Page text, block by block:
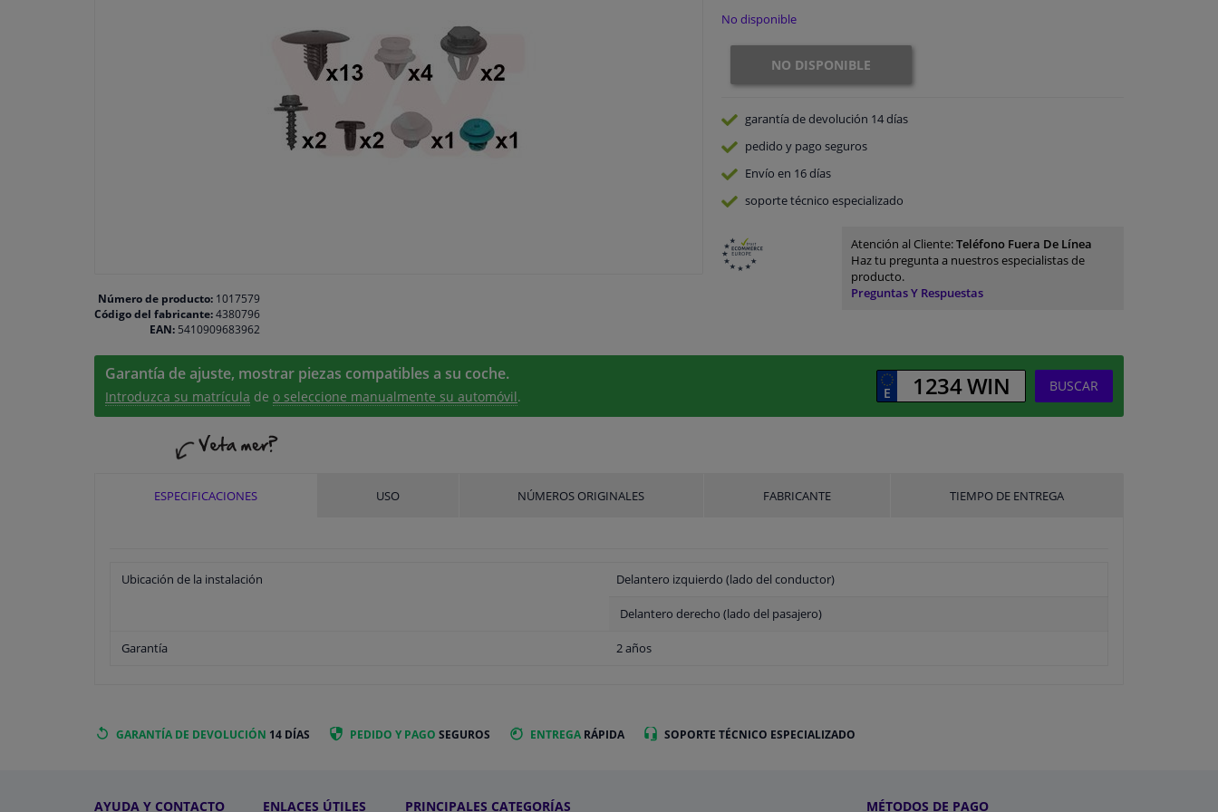
Número de producto: 1017579
Código del fabricante:4380796
EAN: 5410909683962
No disponible
NO DISPONIBLE
garantía de devolución 14 días
pedido y pago seguros
Envío en 16 días
soporte técnico especializado
Atención al Cliente:Teléfono Fuera De Línea
Haz tu pregunta a nuestros especialistas de
producto.
Preguntas Y Respuestas
Garantía de ajuste, mostrar piezas compatibles a su coche.
Introduzca su matrícula de o seleccione manualmente su automóvil.
BUSCAR
ESPECIFICACIONES USO NÚMEROS ORIGINALES FABRICANTE TIEMPO DE ENTREGA
Ubicación de la instalación Delantero izquierdo (lado del conductor)
Delantero derecho (lado del pasajero)
Garantía 2 años
GARANTÍA DE DEVOLUCIÓN 14 DÍAS PEDIDO Y PAGO SEGUROS ENTREGA RÁPIDA SOPORTE TÉCNICO ESPECIALIZADO
AYUDA Y CONTACTO ENLACES ÚTILES PRINCIPALES CATEGORÍAS MÉTODOS DE PAGO